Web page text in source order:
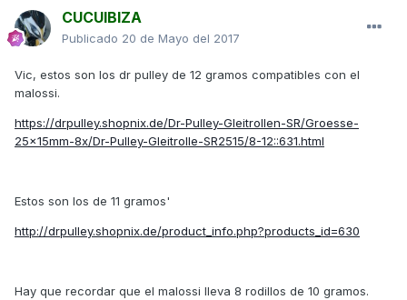
CUCUIBIZA
Publicado 20 de Mayo del 2017
Vic, estos son los dr pulley de 12 gramos compatibles con el
malossi.
https://drpulley.shopnix.de/Dr-Pulley-Gleitrollen-SR/Groesse-
25x15mm-8x/Dr-Pulley-Gleitrolle-SR2515/8-12::631.html
Estos son los de 11 gramos'
http://drpulley.shopnix.de/product_info.php?products_id=630
Hay que recordar que el malossi lleva 8 rodillos de 10 gramos.